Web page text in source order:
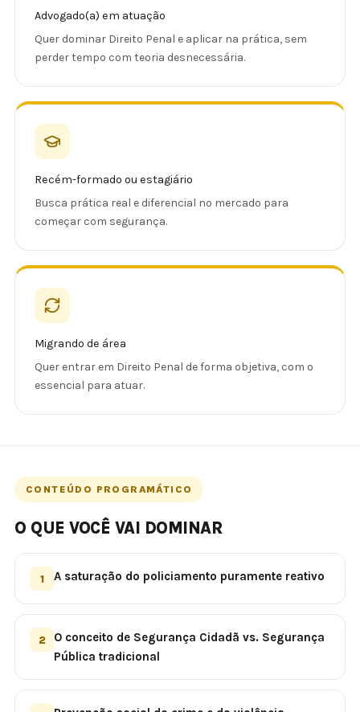
Advogado(a) em atuação
Quer dominar Direito Penal e aplicar na prática, sem
perder tempo com teoria desnecessária.
Recém-formado ou estagiário
Busca prática real e diferencial no mercado para
começar com segurança.
Migrando de área
Quer entrar em Direito Penal de forma objetiva, com o
essencial para atuar.
CONTEÚDO PROGRAMÁTICO
O QUE VOCÊ VAI DOMINAR
1 A saturação do policiamento puramente reativo
2
O conceito de Segurança Cidadã vs. Segurança
Pública tradicional